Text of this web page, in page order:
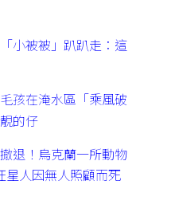
小被被」趴趴走：這
孩在淹水區「乘風破
的仔
退！烏克蘭一所動物
星人因無人照顧而死